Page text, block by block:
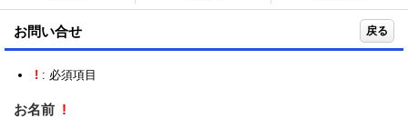
お問い合せ 戻る
! : 必須項目
お名前 !